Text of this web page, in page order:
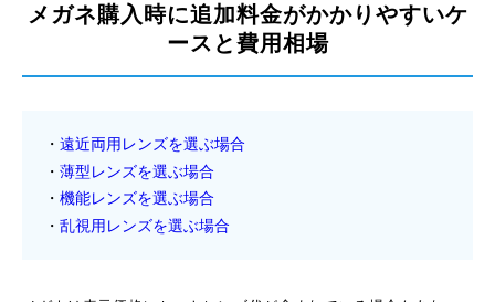
メガネ購入時に追加料金がかかりやすいケ
ースと費用相場
遠近両用レンズを選ぶ場合
薄型レンズを選ぶ場合
機能レンズを選ぶ場合
乱視用レンズを選ぶ場合